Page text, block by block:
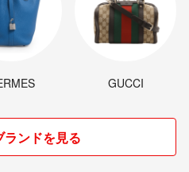
GUCCI
ンドを見る